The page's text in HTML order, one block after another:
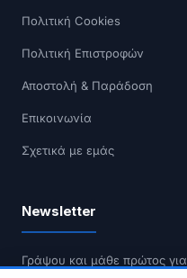
Πολιτική Cookies
Πολιτική Επιστροφών
Αποστολή & Παράδοση
Επικοινωνία
Σχετικά με εμάς
Newsletter
Γράψου και μάθε πρώτος